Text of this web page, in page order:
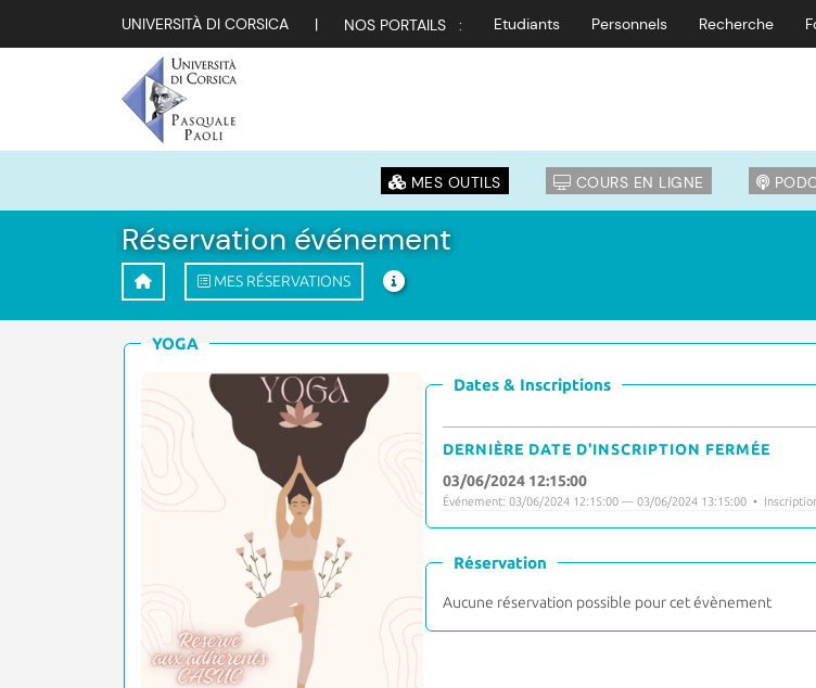
UNIVERSITÀ DI CORSICA | NOS PORTAILS : Etudiants Personnels Recherche
MES OUTILS COURS EN LIGNE
Réservation événement
MES RÉSERVATIONS
YOGA
Dates & Inscriptions
DERNIÈRE DATE D'INSCRIPTION FERMÉE
03/06/2024 12:15:00
Événement: 03/06/2024 12:15:00 — 03/06/2024 13:15:00 •
Réservation
Aucune réservation possible pour cet évènement